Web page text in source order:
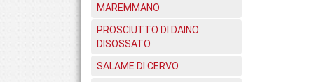
MAREMMANO
PROSCIUTTO DI DAINO
DISOSSATO
SALAME DI CERVO